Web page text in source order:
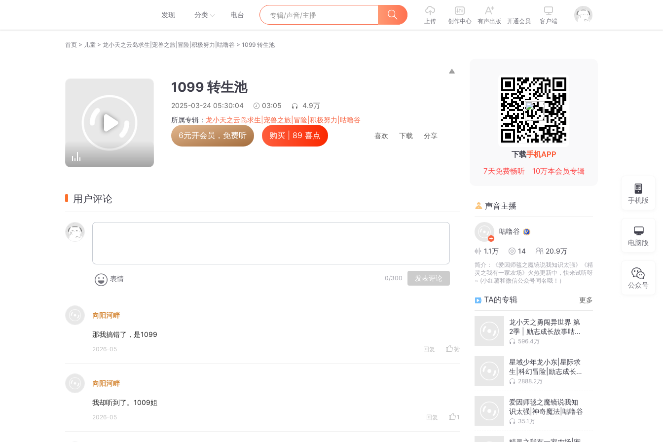
发现 分类 电台
上传 创作中心 有声出版 开通会员 客户端
首页 > 儿童 > 龙小天之云岛求生|宠兽之旅|冒险|积极努力|咕噜谷 > 1099 转生池
1099 转生池
2025-03-24 05:30:04 03:05
4.9万
所属专辑： 龙小天之云岛求生|宠兽之旅|冒险|积极努力|咕噜谷
6元开会员，免费听 购买 | 89 喜点 喜欢 下载 分享
用户评论
表情 0/300 发表评论
向阳河畔
那我搞错了，是1099
2026-05 回复 赞
向阳河畔
我却听到了。1009姐
2026-05 回复 1
下载手机APP
7天免费畅听
10万本会员专辑
声音主播
咕噜谷
1.1万 14 20.9万
简介：
《爱因师毯之魔镜说我知识太强》《精
灵之我有一家农场》火热更新中，快来试听呀
~ (小红薯和微信公众号同名哦！）
TA的专辑 更多
龙小天之勇闯异世界 第
2季 | 励志成长故事咕噜
谷 596.4万
星域少年龙小东|星际求
生|科幻冒险|励志成长咕
噜谷2888.2万
爱因师毯之魔镜说我知
识太强|神奇魔法|咕噜谷
35.1万
手机版
电脑版
公众号